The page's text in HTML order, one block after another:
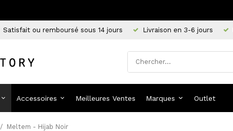
Satisfait ou remboursé sous 14 jours Livraison en 3-6 jours
Accessoires Meilleures Ventes Marques Outlet
/ Meltem - Hijab Noir